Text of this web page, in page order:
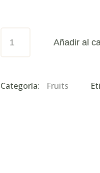
Añadir al
Categoría: Fruits